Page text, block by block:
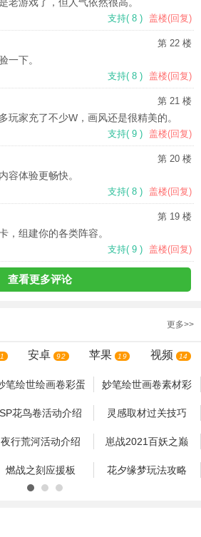
老游戏了，但人气依然很高。
支持( 8 ) 盖楼(回复)
第 22 楼
一下。
支持( 8 ) 盖楼(回复)
第 21 楼
玩家充了不少W，画风还是很精美的。
支持( 9 ) 盖楼(回复)
第 20 楼
容体验更畅快。
支持( 8 ) 盖楼(回复)
第 19 楼
，组建你的各类阵容。
支持( 9 ) 盖楼(回复)
查看更多评论
更多>>
安卓 92 苹果 19 视频 14
笔绘世绘画卷彩蛋
妙笔绘世画卷素材彩
SP花鸟卷活动介绍 灵感取材过关技巧
夜行荒河活动介绍
崽战2021百妖之巅
燃战之刻应援板 花夕缘梦玩法攻略